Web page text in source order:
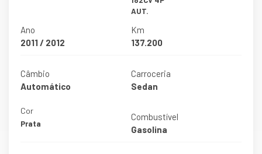
AUT.
Ano
2011 / 2012
Km
137.200
Câmbio
Automático
Carroceria
Sedan
Cor
Prata
Combustível
Gasolina